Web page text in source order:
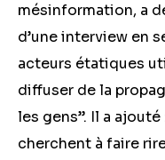
mésinformation, a
d’une interview en
acteurs étatiques
diffuser de la
les gens”. Il a ajouté
cherchent à faire